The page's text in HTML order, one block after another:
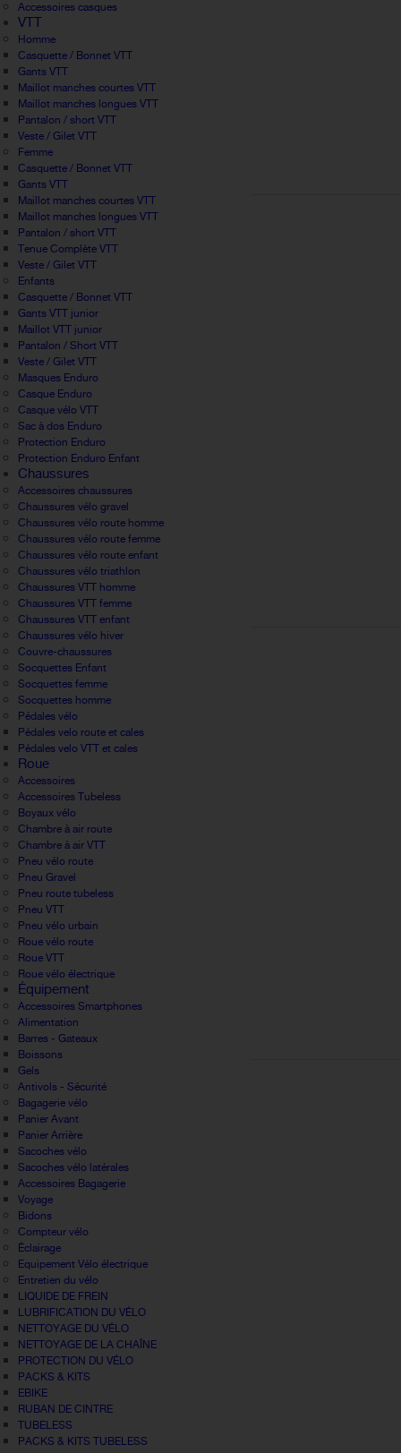
Accessoires casques
VTT
Homme
Casquette / Bonnet VTT
Gants VTT
Maillot manches courtes VTT
Maillot manches longues VTT
Pantalon / short VTT
Veste / Gilet VTT
Femme
Casquette / Bonnet VTT
Gants VTT
Maillot manches courtes VTT
Maillot manches longues VTT
Pantalon / short VTT
Tenue Complète VTT
Veste / Gilet VTT
Enfants
Casquette / Bonnet VTT
Gants VTT junior
Maillot VTT junior
Pantalon / Short VTT
Veste / Gilet VTT
Masques Enduro
Casque Enduro
Casque vélo VTT
Sac à dos Enduro
Protection Enduro
Protection Enduro Enfant
Chaussures
Accessoires chaussures
Chaussures vélo gravel
Chaussures vélo route homme
Chaussures vélo route femme
Chaussures vélo route enfant
Chaussures vélo triathlon
Chaussures VTT homme
Chaussures VTT femme
Chaussures VTT enfant
Chaussures vélo hiver
Couvre-chaussures
Socquettes Enfant
Socquettes femme
Socquettes homme
Pédales vélo
Pédales velo route et cales
Pédales velo VTT et cales
Roue
Accessoires
Accessoires Tubeless
Boyaux vélo
Chambre à air route
Chambre à air VTT
Pneu vélo route
Pneu Gravel
Pneu route tubeless
Pneu VTT
Pneu vélo urbain
Roue vélo route
Roue VTT
Roue vélo électrique
Équipement
Accessoires Smartphones
Alimentation
Barres - Gateaux
Boissons
Gels
Antivols - Sécurité
Bagagerie vélo
Panier Avant
Panier Arrière
Sacoches vélo
Sacoches vélo latérales
Accessoires Bagagerie
Voyage
Bidons
Compteur vélo
Éclairage
Equipement Vélo électrique
Entretien du vélo
LIQUIDE DE FREIN
LUBRIFICATION DU VÉLO
NETTOYAGE DU VÉLO
NETTOYAGE DE LA CHAÎNE
PROTECTION DU VÉLO
PACKS & KITS
EBIKE
RUBAN DE CINTRE
TUBELESS
PACKS & KITS TUBELESS